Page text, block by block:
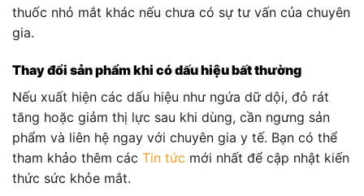
thuốc nhỏ mắt khác nếu chưa có sự tư vấn của chuyên
gia.
Thay đổi sản phẩm khi có dấu hiệu bất thường
Nếu xuất hiện các dấu hiệu như ngứa dữ dội, đỏ rát
tăng hoặc giảm thị lực sau khi dùng, cần ngưng sản
phẩm và liên hệ ngay với chuyên gia y tế. Bạn có thể
tham khảo thêm các Tin tức mới nhất để cập nhật kiến
thức sức khỏe mắt.